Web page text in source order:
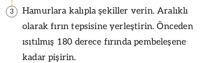
3
Hamurlara kalıpla şekiller verin. Aralıklı
olarak fırın tepsisine yerleştirin. Önceden
ısıtılmış 180 derece fırında pembeleşene
kadar pişirin.